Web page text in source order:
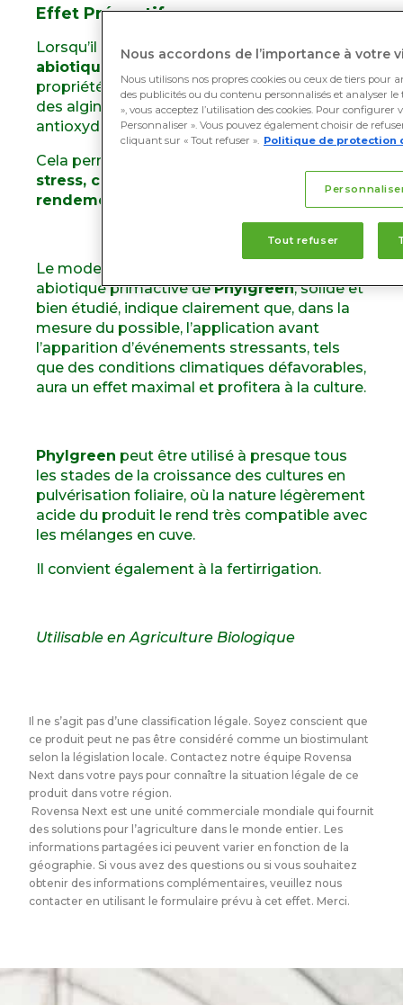
Effet Préventif
Lorsqu’il est appliquéavant un stress
abiotique
exploite les
propriétés biostimulantes des mannitols,
des alginates et des polyphénols
antioxydants présents dans Phylgreen.
Cela permet de
stress, contribuant ainsi à maximiser le
rendement et la rentabilité
Le mode d’action de prévention du stress
abiotique primactive dePhylgreen, solide et
bien étudié, indique clairement que, dans la
mesure du possible, l’application avant
l’apparition d’événements stressants, tels
que des conditions climatiques défavorables,
aura un effet maximal et profitera à la culture.
Phylgreen peut être utilisé à presque tous
les stades de la croissance des cultures en
pulvérisation foliaire, où la nature légèrement
acide du produit le rend très compatible avec
les mélanges en cuve.
Il convient également à la fertirrigation.
Utilisable en Agriculture Biologique
Il ne s’agit pas d’une classification légale. Soyez conscient que
ce produit peut ne pas être considéré comme un biostimulant
selon la législation locale. Contactez notre équipe Rovensa
Next dans votre pays pour connaître la situation légale de ce
produit dans votre région.
Rovensa Next est une unité commerciale mondiale qui fournit
des solutions pour l’agriculture dans le monde entier. Les
informations partagées ici peuvent varier en fonction de la
géographie. Si vous avez des questions ou si vous souhaitez
obtenir des informations complémentaires, veuillez nous
contacter en utilisant le formulaire prévu à cet effet. Merci.
Nous accordons de l’importance à votre
Nous utilisons nos propres cookies ou ceux de tiers pour
des publicités ou du contenu personnalisés et analyser
», vous acceptez l’utilisation des cookies. Pour configurer
Personnaliser ». Vous pouvez également choisir de
cliquant sur « Tout refuser ». Politique de protection
Tout refuser